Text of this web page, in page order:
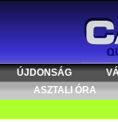
ÚJDONSÁG
ASZTALI ÓRA